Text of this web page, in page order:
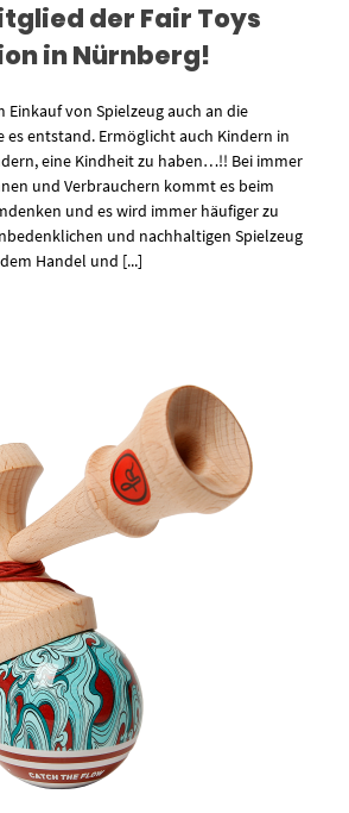
der Fair Toys
in Nürnberg!
Einkauf von Spielzeug auch an die
es entstand. Ermöglicht auch Kindern in
eine Kindheit zu haben…!! Bei immer
und Verbrauchern kommt es beim
und es wird immer häufiger zu
und nachhaltigen Spielzeug
Handel und [...]